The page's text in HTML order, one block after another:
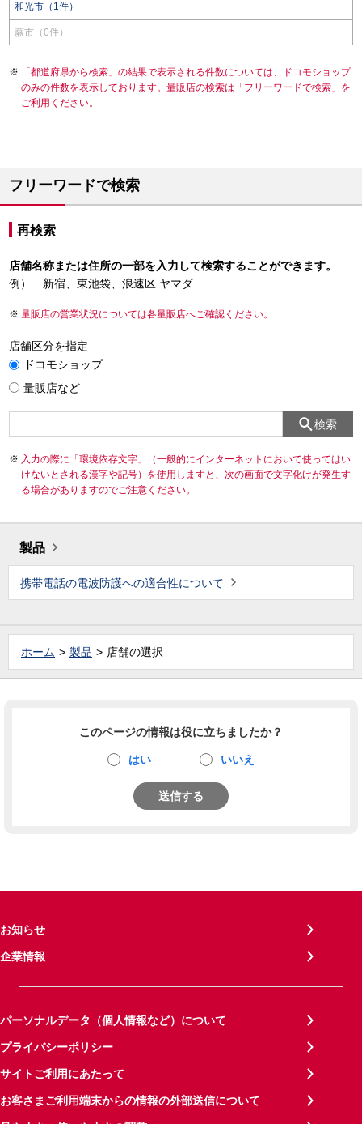
和光市（1件）
蕨市（0件）
「都道府県から検索」の結果で表示される件数については、ドコモショップ
のみの件数を表示しております。量販店の検索は「フリーワードで検索」を
ご利用ください。
フリーワードで検索
再検索
店舗名称または住所の一部を入力して検索することができます。
例） 新宿、東池袋、浪速区 ヤマダ
量販店の営業状況については各量販店へご確認ください。
店舗区分を指定
ドコモショップ
量販店など
検索
入力の際に「環境依存文字」（一般的にインターネットにおいて使ってはい
けないとされる漢字や記号）を使用しますと、次の画面で文字化けが発生す
る場合がありますのでご注意ください。
製品
携帯電話の電波防護への適合性について
ホーム 製品 店舗の選択
このページの情報は役に立ちましたか？
はい いいえ
送信する
お知らせ
企業情報
パーソナルデータ（個人情報など）について
プライバシーポリシー
サイトご利用にあたって
お客さまご利用端末からの情報の外部送信について